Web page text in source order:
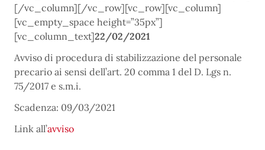
[/vc_column][/vc_row][vc_row][vc_column]
[vc_empty_space height=”35px”]
[vc_column_text]22/02/2021
Avviso di procedura di stabilizzazione del personale
precario ai sensi dell’art. 20 comma 1 del D. Lgs n.
75/2017 e s.m.i.
Scadenza: 09/03/2021
Link all’avviso